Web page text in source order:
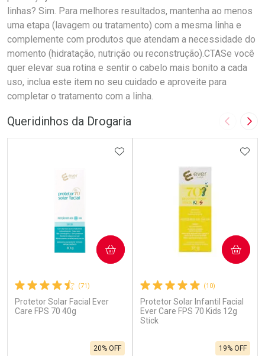
linhas? Sim. Para melhores resultados, mantenha ao menos
uma etapa (lavagem ou tratamento) com a mesma linha e
complemente com produtos que atendam a necessidade do
momento (hidratação, nutrição ou reconstrução).CTASe você
quer elevar sua rotina e sentir o cabelo mais bonito a cada
uso, inclua este item no seu cuidado e aproveite para
completar o tratamento com a linha.
Queridinhos da Drogaria Imagem
(71)
Protetor Solar Facial Ever
Care FPS 70 40g
20% OFF
ADICIONAR AOS FAVORITOS
COMPRAR
(10)
Protetor Solar Infantil Facial
Ever Care FPS 70 Kids 12g
Stick
19% OFF
COMPRAR